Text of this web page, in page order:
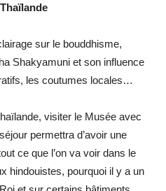
sur le bouddhisme,
Shakyamuni et son influence
les coutumes locales…
visiter le Musée avec
permettra d’avoir une
ce que l’on va voir dans le
hindouistes, pourquoi il y a un